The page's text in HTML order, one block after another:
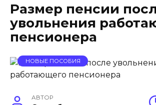
Размер пенсии
увольнения
пенсионера
НОВЫЕ ПОСОБИЯ
АВТОР